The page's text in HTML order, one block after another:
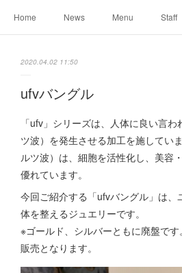
Home News Menu Staff
2020.04.02 11:50
ufvバングル
「ufv」シリーズは、人体に良い言
ツ波）を発生させる加工を施してい
ルツ波）は、細胞を活性化し、美容
優れています。
今回ご紹介する「ufvバングル」は、
体を整えるジュエリーです。
※ゴールド、シルバーともに廃盤で
販売となります。